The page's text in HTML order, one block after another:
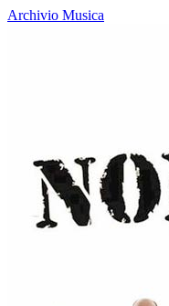
Archivio Musica